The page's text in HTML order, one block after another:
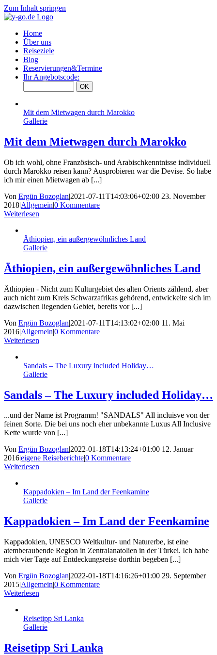
Zum Inhalt springen
Home
Über uns
Reiseziele
Blog
Reservierungen&Termine
Ihr Angebotscode:
Mit dem Mietwagen durch Marokko
Gallerie
Mit dem Mietwagen durch Marokko
Ob ich wohl, ohne Französisch- und Arabischkenntnisse individuell
durch Marokko reisen kann? Ausprobieren war die Devise. So habe
ich mir einen Mietwagen ab [...]
Von Ergün Bozoglan|2021-07-11T14:03:06+02:00 23. November
2018|Allgemein|0 Kommentare
Weiterlesen
Äthiopien, ein außergewöhnliches Land
Gallerie
Äthiopien, ein außergewöhnliches Land
Äthiopien - Nicht zum Kulturgebiet des alten Orients zählend, aber
auch nicht zum Kreis Schwarzafrikas gehörend, entwickelte sich im
dazwischen liegenden Gebiet, bereits vor [...]
Von Ergün Bozoglan|2021-07-11T14:13:02+02:00 11. Mai
2016|Allgemein|0 Kommentare
Weiterlesen
Sandals – The Luxury included Holiday…
Gallerie
Sandals – The Luxury included Holiday…
...und der Name ist Programm! "SANDALS" All incluisve von der
feinen Sorte. Die bei uns noch eher unbekannte Luxus All Inclusive
Kette wurde von [...]
Von Ergün Bozoglan|2022-01-18T14:13:24+01:00 12. Januar
2016|eigene Reiseberichte|0 Kommentare
Weiterlesen
Kappadokien – Im Land der Feenkamine
Gallerie
Kappadokien – Im Land der Feenkamine
Kappadokien, UNESCO Weltkultur- und Naturerbe, ist eine
atemberaubende Region in Zentralanatolien in der Türkei. Ich habe
mich vier Tage auf Entdeckungsreise dorthin begeben [...]
Von Ergün Bozoglan|2022-01-18T14:16:26+01:00 29. September
2015|Allgemein|0 Kommentare
Weiterlesen
Reisetipp Sri Lanka
Gallerie
Reisetipp Sri Lanka